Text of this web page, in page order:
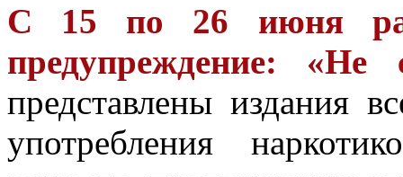
С 15 по 26 июня
предупреждение: «Не
представлены издания
употребления